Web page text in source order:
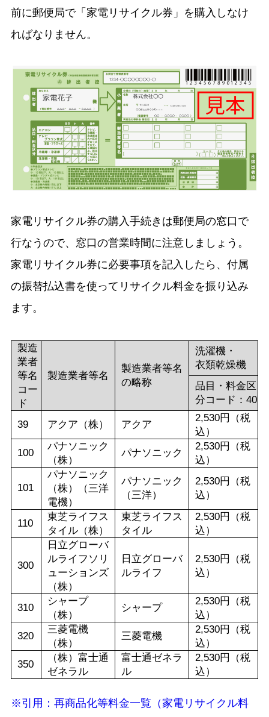
前に郵便局で「家電リサイクル券」を購入しなけ
ればなりません。
家電リサイクル券の購入手続きは郵便局の窓口で
行なうので、窓口の営業時間に注意しましょう。
家電リサイクル券に必要事項を記入したら、付属
の振替払込書を使ってリサイクル料金を振り込み
ます。
製造
業者
等名
コー
ド
製造業者等名
製造業者等名
の略称
洗濯機・
衣類乾燥機
品目・料金区
分コード：40
39 アクア（株） アクア
2,530円（税
込）
100
パナソニック
（株）
パナソニック
2,530円（税
込）
101
パナソニック
（株）（三洋
電機）
パナソニック
（三洋）
2,530円（税
込）
110
東芝ライフス
タイル（株）
東芝ライフス
タイル
2,530円（税
込）
300
日立グローバ
ルライフソリ
ューションズ
（株）
日立グローバ
ルライフ
2,530円（税
込）
310
シャープ
（株）
シャープ
2,530円（税
込）
320
三菱電機
（株）
三菱電機
2,530円（税
込）
350
（株）富士通
ゼネラル
富士通ゼネラ
ル
2,530円（税
込）
※引用：再商品化等料金一覧（家電リサイクル料